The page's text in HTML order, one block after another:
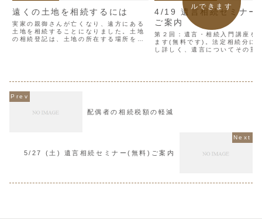
遠くの土地を相続するには
実家の親御さんが亡くなり、遠方にある
土地を相続することになりました。土地
の相続登記は、土地の所在する場所を管
4/19 遺言相続セミナー
ご案内
第２回：遺言・相続入門講座を
ます(無料です)。法定相続分に
し詳しく、遺言についてその重
ルできます
配偶者の相続税額の軽減
5/27 (土) 遺言相続セミナー(無料)ご案内